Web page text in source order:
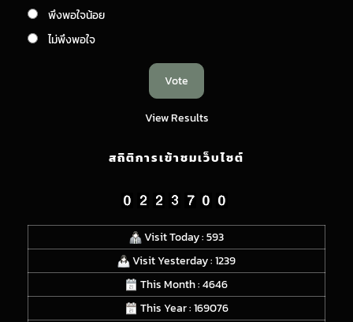
พึงพอใจน้อย
ไม่พึงพอใจ
View Results
สถิติการเข้าชมเว็บไซต์
Visit Today : 593
Visit Yesterday : 1239
This Month : 4646
This Year : 169076